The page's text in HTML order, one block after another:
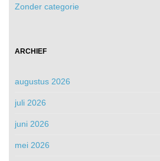
Zonder categorie
ARCHIEF
augustus 2026
juli 2026
juni 2026
mei 2026